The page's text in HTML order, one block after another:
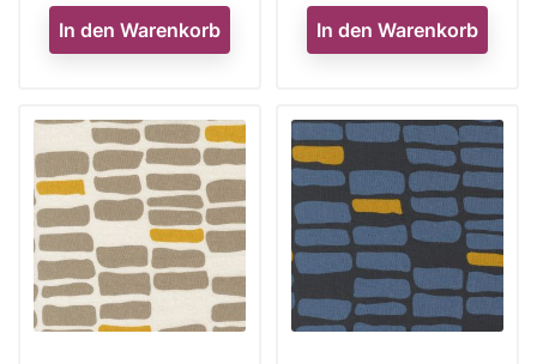
In den Warenkorb In den Warenkorb